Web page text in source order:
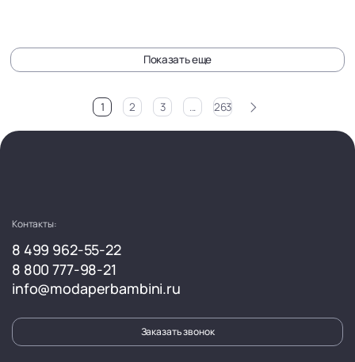
Показать еще
1 2 3 ... 263 >
Контакты:
8 499 962-55-22
8 800 777-98-21
info@modaperbambini.ru
Заказать звонок